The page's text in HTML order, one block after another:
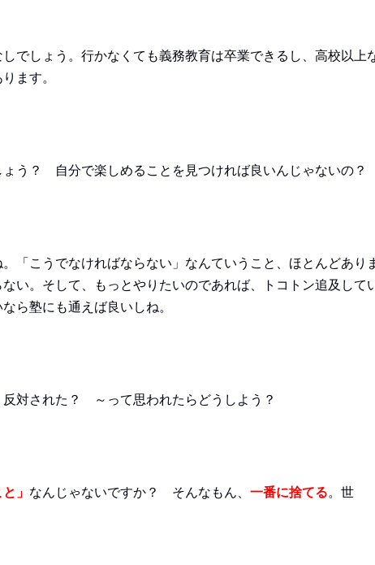
でしょう。行かなくても義務教育は卒業できるし、高校以上
ます。
う？ 自分で楽しめることを見つければ良いんじゃないの？
「こうでなければならない」なんていうこと、ほとんどあり
い。そして、もっとやりたいのであれば、トコトン追及して
ら塾にも通えば良いしね。
された？ ～って思われたらどうしよう？
」 なんじゃないですか？ そんなもん、 一番に捨てる。世